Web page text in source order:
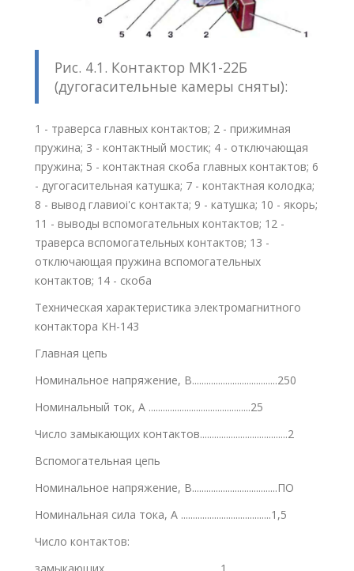
Рис. 4.1. Контактор МК1-22Б
(дугогасительные камеры сняты):
1 - траверса главных контактов; 2 - прижимная
пружина; 3 - контактный мостик; 4 - отключающая
пружина; 5 - контактная скоба главных контактов; 6
- дугогасительная катушка; 7 - контактная колодка;
8 - вывод главиоі'с контакта; 9 - катушка; 10 - якорь;
11 - выводы вспомогательных контактов; 12 -
траверса вспомогательных контактов; 13 -
отключающая пружина вспомогательных
контактов; 14 - скоба
Техническая характеристика электромагнитного
контактора КН-143
Главная цепь
Номинальное напряжение, В....................................250
Номинальный ток, А ...........................................25
Число замыкающих контактов.....................................2
Вспомогательная цепь
Номинальное напряжение, В....................................ПО
Номинальная сила тока, А ......................................1,5
Число контактов: